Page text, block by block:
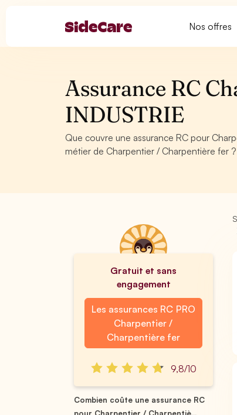
Nos offres
Assurance RC
INDUSTRIE
Que couvre une assurance RC pour
métier de Charpentier / Charpentière fer
Gratuit et sans
engagement
Les assurances RC PRO
Charpentier /
Charpentière fer
9,8/10
Combien coûte une assurance RC